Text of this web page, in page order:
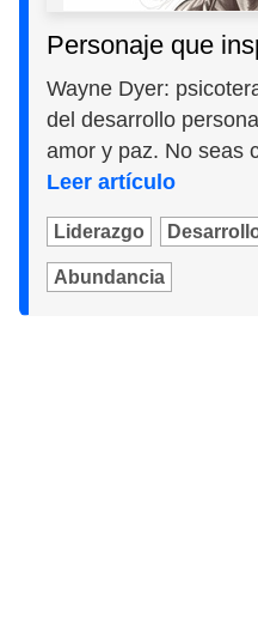
Personaje que
Wayne Dyer:
del desarrollo
amor y paz. No seas
Leer artículo
Liderazgo
Abundancia